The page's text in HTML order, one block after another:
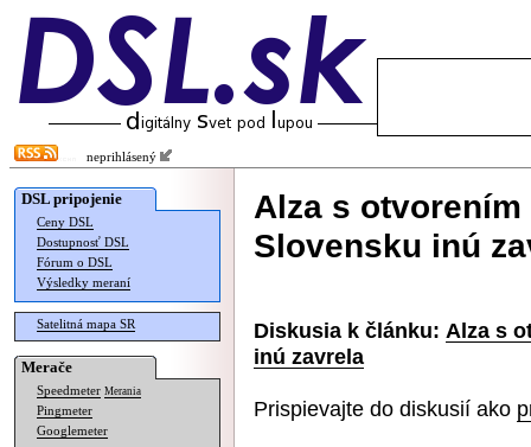
neprihlásený
DSL pripojenie
Ceny DSL
Dostupnosť DSL
Fórum o DSL
Výsledky meraní
Satelitná mapa SR
Merače
Speedmeter Merania
Pingmeter
Googlemeter
Alza s
Slovensku inú
Diskusia k článku: Alza s
inú zavrela
Prispievajte do diskusií ako